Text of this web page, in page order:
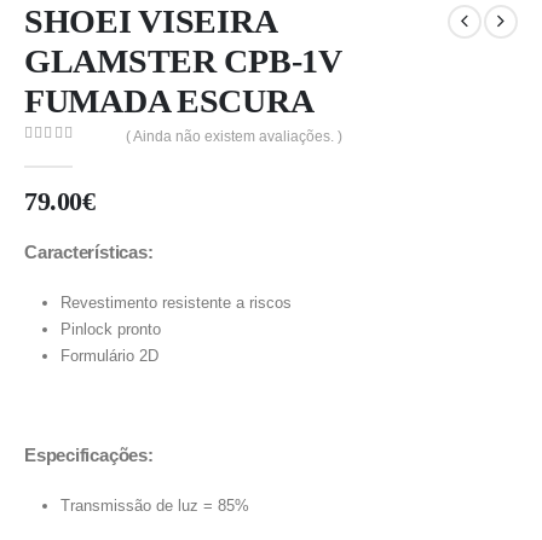
SHOEI VISEIRA
GLAMSTER CPB-1V
FUMADA ESCURA
( Ainda não existem avaliações. )
79.00€
Características:
Revestimento resistente a riscos
Pinlock pronto
Formulário 2D
Especificações:
Transmissão de luz = 85%